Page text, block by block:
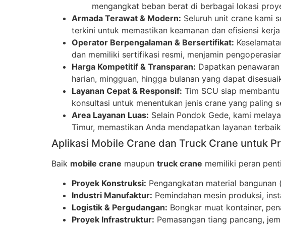
mengangkat beban berat di berbagai lokasi
Armada Terawat & Modern: Seluruh unit crane kami
terkini untuk memastikan keamanan dan efisiensi
Operator Berpengalaman & Bersertifikat:
dan memiliki sertifikasi resmi, menjamin
Harga Kompetitif & Transparan: Dapatkan
harian, mingguan, hingga bulanan yang dapat
Layanan Cepat & Responsif: Tim SCU siap
konsultasi untuk menentukan jenis crane yang paling
Area Layanan Luas: Selain Pondok Gede, kami
Timur, memastikan Anda mendapatkan layanan
Aplikasi Mobile Crane dan Truck Crane untuk
Baik mobile crane maupun truck crane memiliki peran
Proyek Konstruksi: Pengangkatan material
Industri Manufaktur: Pemindahan mesin produksi,
Logistik & Pergudangan: Bongkar muat kontainer,
Proyek Infrastruktur: Pemasangan tiang pancang,